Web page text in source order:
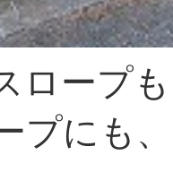
ロープ
プにも